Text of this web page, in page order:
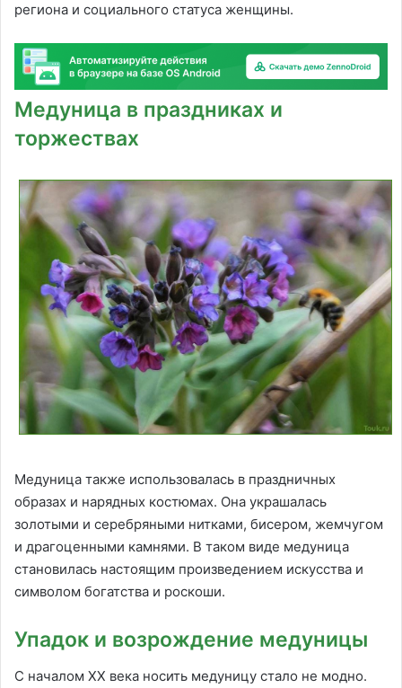
региона и социального статуса женщины.
Медуница в праздниках и
торжествах
Медуница также использовалась в праздничных
образах и нарядных костюмах. Она украшалась
золотыми и серебряными нитками, бисером, жемчугом
и драгоценными камнями. В таком виде медуница
становилась настоящим произведением искусства и
символом богатства и роскоши.
Упадок и возрождение медуницы
С началом XX века носить медуницу стало не модно.